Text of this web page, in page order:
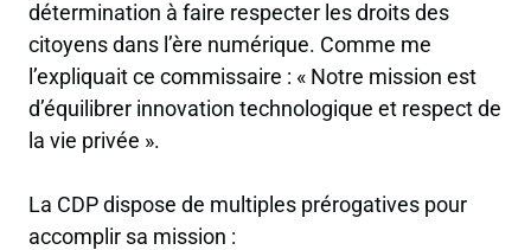
détermination à faire respecter les droits des
citoyens dans l’ère numérique. Comme me
l’expliquait ce commissaire : « Notre mission est
d’équilibrer innovation technologique et respect de
la vie privée ».
La CDP dispose de multiples prérogatives pour
accomplir sa mission :